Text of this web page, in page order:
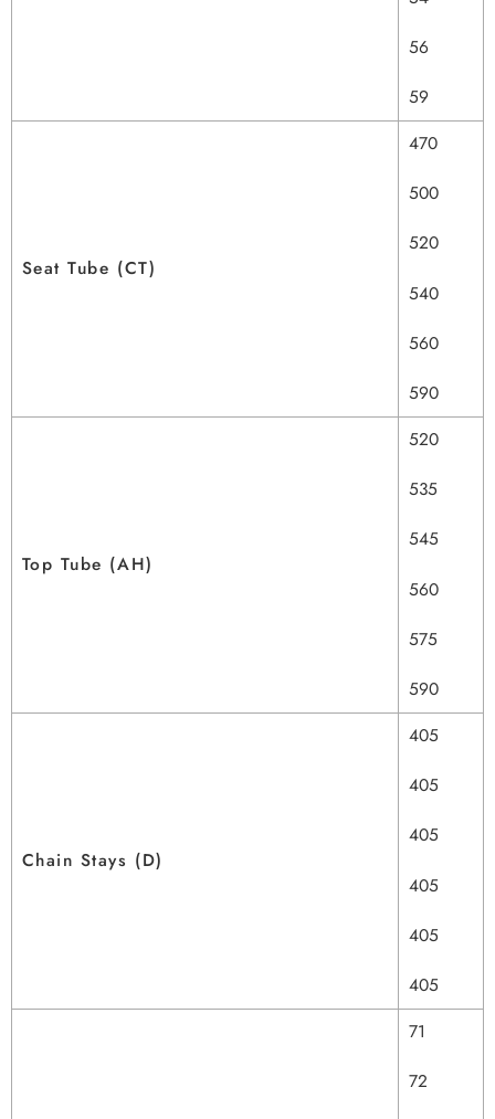
56
59
Seat Tube (CT)
470
500
520
540
560
590
Top Tube (AH)
520
535
545
560
575
590
Chain Stays (D)
405
405
405
405
405
405
71
72